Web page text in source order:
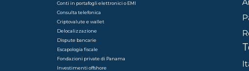
Conti in portafogli elettronici o EMI
Consulta telefonica
Criptovalute e wallet
Delocalizzazione
Dispute bancarie
Escapologia fiscale
Fondazioni private di Panama
Investimenti offshore